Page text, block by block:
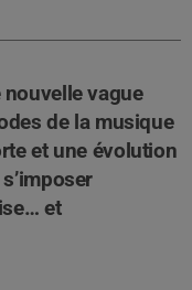
nouvelle vague
de la musique
et une évolution
et